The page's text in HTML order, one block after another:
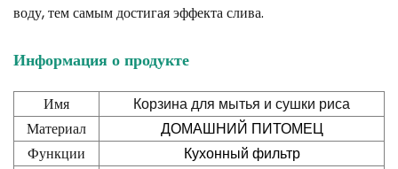
воду, тем самым достигая эффекта слива.
Информация о продукте
Имя Корзина для мытья и сушки риса
Материал ДОМАШНИЙ ПИТОМЕЦ
Функции Кухонный фильтр